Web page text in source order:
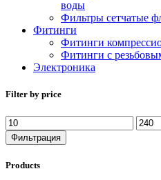
воды
Фильтры сетчатые
Фитинги
Фитинги
Фитинги с
Электроника
Filter by price
Минимальная
цена
цена
Фильтрация
Products